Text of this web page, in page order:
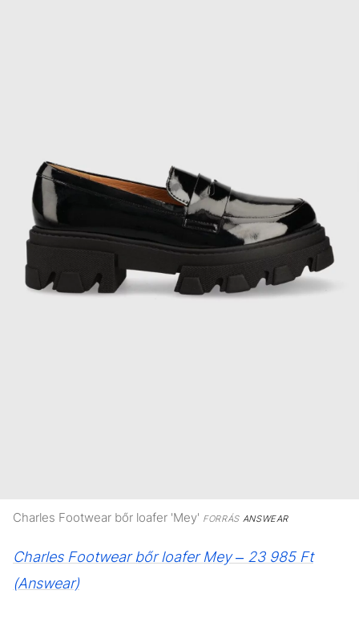
Charles Footwear bőr loafer 'Mey' FORRÁSANSWEAR
Charles Footwear bőr loafer Mey – 23 985 Ft
(Answear)